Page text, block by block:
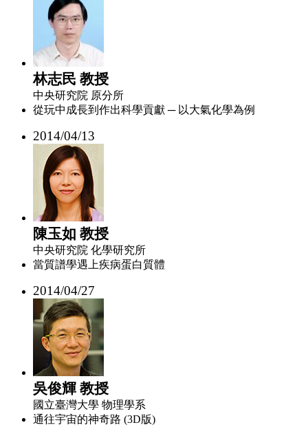
林志民 教授
中央研究院 原分所
從玩中成長到作出科學貢獻 ─ 以大氣化學為例
2014/04/13
陳玉如 教授
中央研究院 化學研究所
當質譜學遇上疾病蛋白質體
2014/04/27
吳俊輝 教授
國立臺灣大學 物理學系
通往宇宙的神奇路 (3D版)